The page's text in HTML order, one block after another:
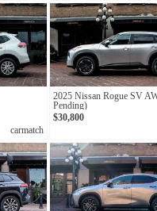
carmatch
2025 Nissan Rogue SV
Pending)
$30,800